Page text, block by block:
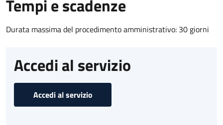
Tempi e scadenze
Durata massima del procedimento amministrativo: 30 giorni
Accedi al servizio
Accedi al servizio